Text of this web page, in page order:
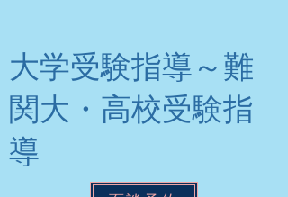
大学受験指導～難
関大・高校受験指
導